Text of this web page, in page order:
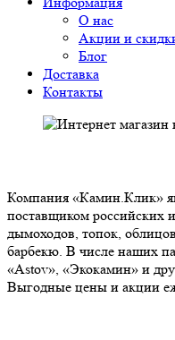
О нас
Акции и
Блог
Доставка
Контакты
Компания «Камин.Клик»
поставщиком российских
дымоходов, топок,
барбекю. В числе наших
«Astov», «Экокамин» и
Выгодные цены и акции